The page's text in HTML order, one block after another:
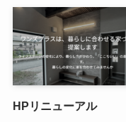
HPリニューアル